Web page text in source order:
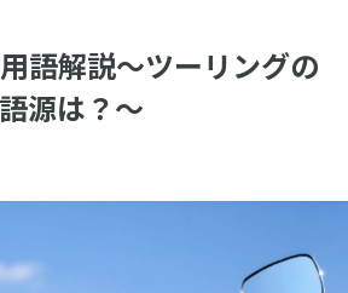
語解説〜ツーリングの
源は？〜